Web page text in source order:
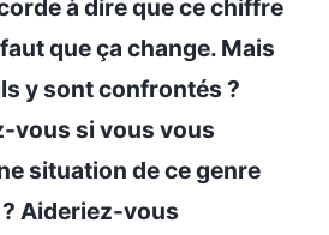
à dire que ce chiffre
que ça change. Mais
y sont confrontés ?
vous si vous vous
situation de ce genre
Aideriez-vous